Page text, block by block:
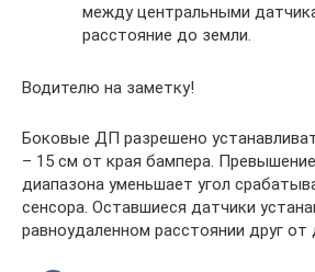
между центральными
расстояние до земли.
Водителю на заметку!
Боковые ДП разрешено
– 15 см от края бампера.
диапазона уменьшает угол
сенсора. Оставшиеся датчики
равноудаленном расстоянии друг от